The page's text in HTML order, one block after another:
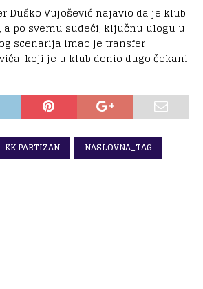
Duško Vujošević najavio da je klub
a po svemu sudeći, ključnu ulogu u
scenarija imao je transfer
koji je u klub donio dugo čekani
KK PARTIZAN
NASLOVNA_TAG